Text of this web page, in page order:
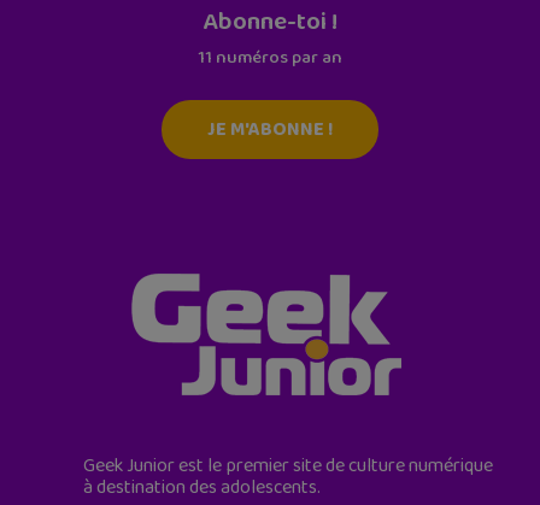
Abonne-toi !
11 numéros par an
JE M'ABONNE !
Geek Junior est le premier site de culture numérique
à destination des adolescents.